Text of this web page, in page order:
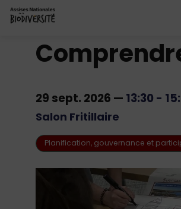
29 sept. 2026—13:30-
Salon Fritillaire
Planification, gouvernance et